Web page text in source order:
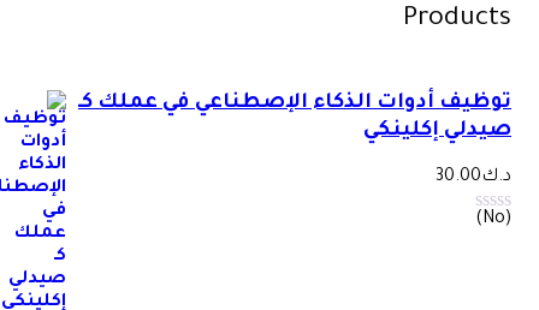
أدوات الذكاء الإصطناعي في عملك كـ
إكلينكي
30.00